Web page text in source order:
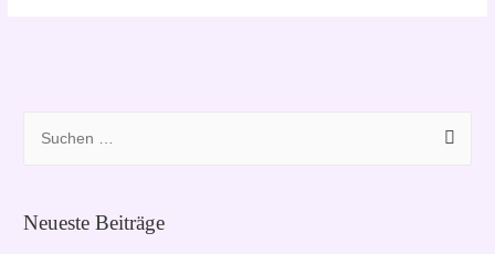
h
Neueste Beiträge